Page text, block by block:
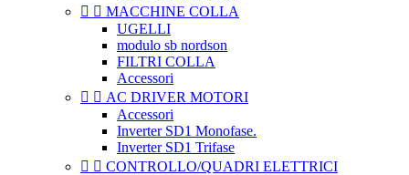
  MACCHINE COLLA
UGELLI
modulo sb nordson
FILTRI COLLA
Accessori
  AC DRIVER MOTORI
Accessori
Inverter SD1 Monofase.
Inverter SD1 Trifase
  CONTROLLO/QUADRI ELETTRICI